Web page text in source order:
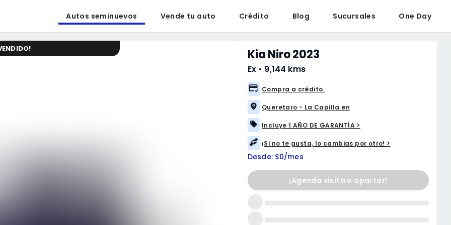
Autos seminuevos Vende tu auto Crédito Blog Sucursales One Day
! Kia Niro 2023
Ex • 9,144 kms
Compra a crédito.
Queretaro - La Capilla en
Incluye 1 AÑO DE GARANTÍA >
¡Si no te gusta, lo cambias por otro! >
Desde: $0/mes
¡Agenda visita o apartar!